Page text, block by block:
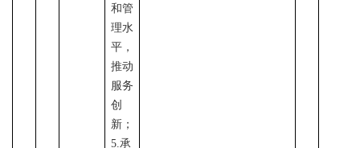
和管
理水
平 ，
推动
服务
创
新；
5.承